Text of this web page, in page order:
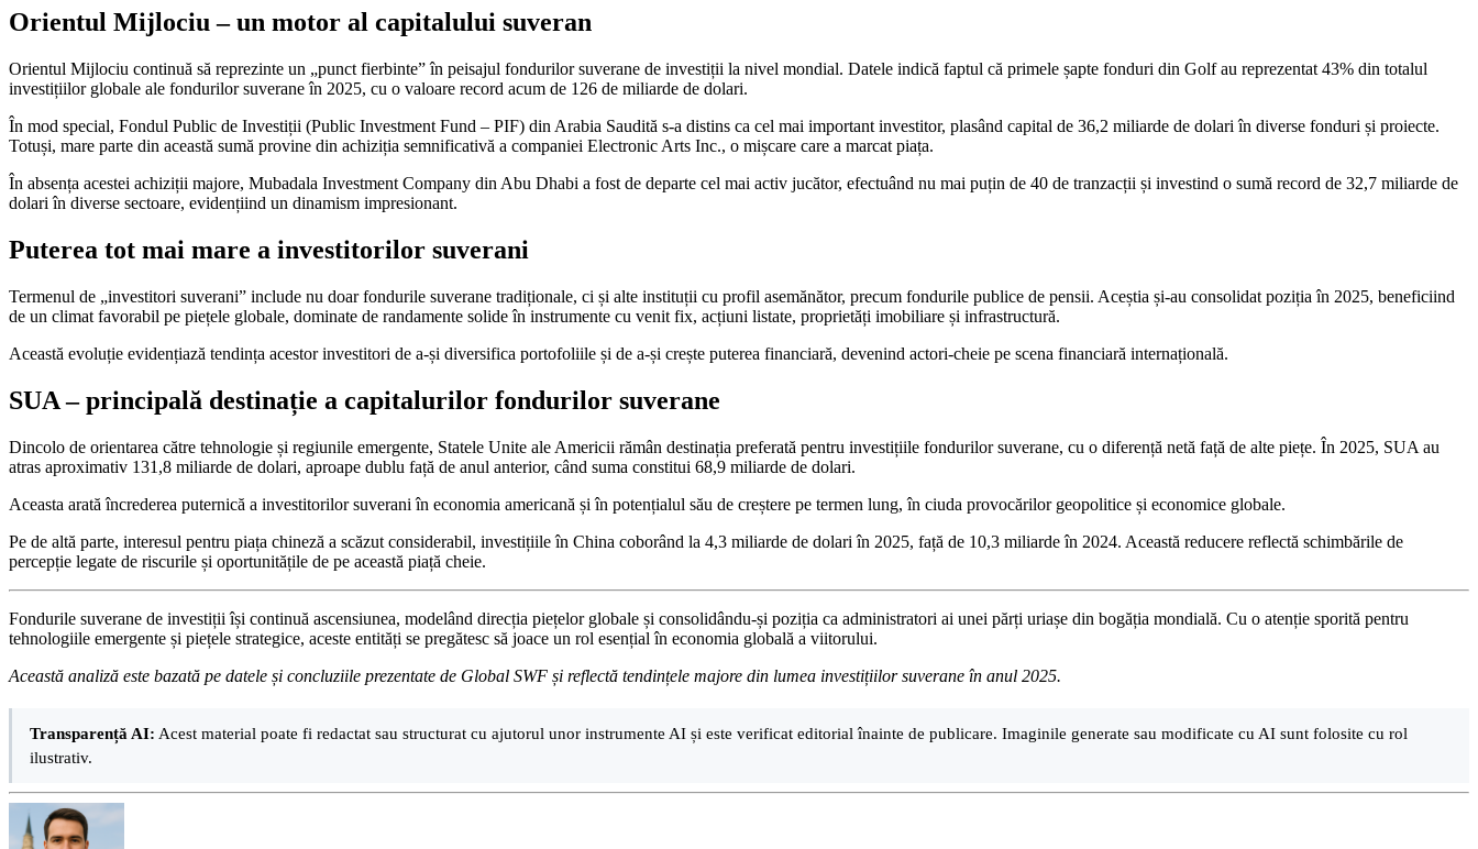
Orientul Mijlociu – un motor al capitalului suveran
Orientul Mijlociu continuă să reprezinte un „punct fierbinte” în peisajul fondurilor suverane de investiții la nivel mondial. Datele indică faptul că primele șapte fonduri din Golf au reprezentat 43% din totalul
investițiilor globale ale fondurilor suverane în 2025, cu o valoare record acum de 126 de miliarde de dolari.
În mod special, Fondul Public de Investiții (Public Investment Fund – PIF) din Arabia Saudită s-a distins ca cel mai important investitor, plasând capital de 36,2 miliarde de dolari în diverse fonduri și proiecte.
Totuși, mare parte din această sumă provine din achiziția semnificativă a companiei Electronic Arts Inc., o mișcare care a marcat piața.
În absența acestei achiziții majore, Mubadala Investment Company din Abu Dhabi a fost de departe cel mai activ jucător, efectuând nu mai puțin de 40 de tranzacții și investind o sumă record de 32,7 miliarde de
dolari în diverse sectoare, evidențiind un dinamism impresionant.
Puterea tot mai mare a investitorilor suverani
Termenul de „investitori suverani” include nu doar fondurile suverane tradiționale, ci și alte instituții cu profil asemănător, precum fondurile publice de pensii. Aceștia și-au consolidat poziția în 2025, beneficiind
de un climat favorabil pe piețele globale, dominate de randamente solide în instrumente cu venit fix, acțiuni listate, proprietăți imobiliare și infrastructură.
Această evoluție evidențiază tendința acestor investitori de a-și diversifica portofoliile și de a-și crește puterea financiară, devenind actori-cheie pe scena financiară internațională.
SUA – principală destinație a capitalurilor fondurilor suverane
Dincolo de orientarea către tehnologie și regiunile emergente, Statele Unite ale Americii rămân destinația preferată pentru investițiile fondurilor suverane, cu o diferență netă față de alte piețe. În 2025, SUA au
atras aproximativ 131,8 miliarde de dolari, aproape dublu față de anul anterior, când suma constitui 68,9 miliarde de dolari.
Aceasta arată încrederea puternică a investitorilor suverani în economia americană și în potențialul său de creștere pe termen lung, în ciuda provocărilor geopolitice și economice globale.
Pe de altă parte, interesul pentru piața chineză a scăzut considerabil, investițiile în China coborând la 4,3 miliarde de dolari în 2025, față de 10,3 miliarde în 2024. Această reducere reflectă schimbările de
percepție legate de riscurile și oportunitățile de pe această piață cheie.
Fondurile suverane de investiții își continuă ascensiunea, modelând direcția piețelor globale și consolidându-și poziția ca administratori ai unei părți uriașe din bogăția mondială. Cu o atenție sporită pentru
tehnologiile emergente și piețele strategice, aceste entități se pregătesc să joace un rol esențial în economia globală a viitorului.
Această analiză este bazată pe datele și concluziile prezentate de Global SWF și reflectă tendințele majore din lumea investițiilor suverane în anul 2025.
Transparență AI: Acest material poate fi redactat sau structurat cu ajutorul unor instrumente AI și este verificat editorial înainte de publicare. Imaginile generate sau modificate cu AI sunt folosite cu rol
ilustrativ.